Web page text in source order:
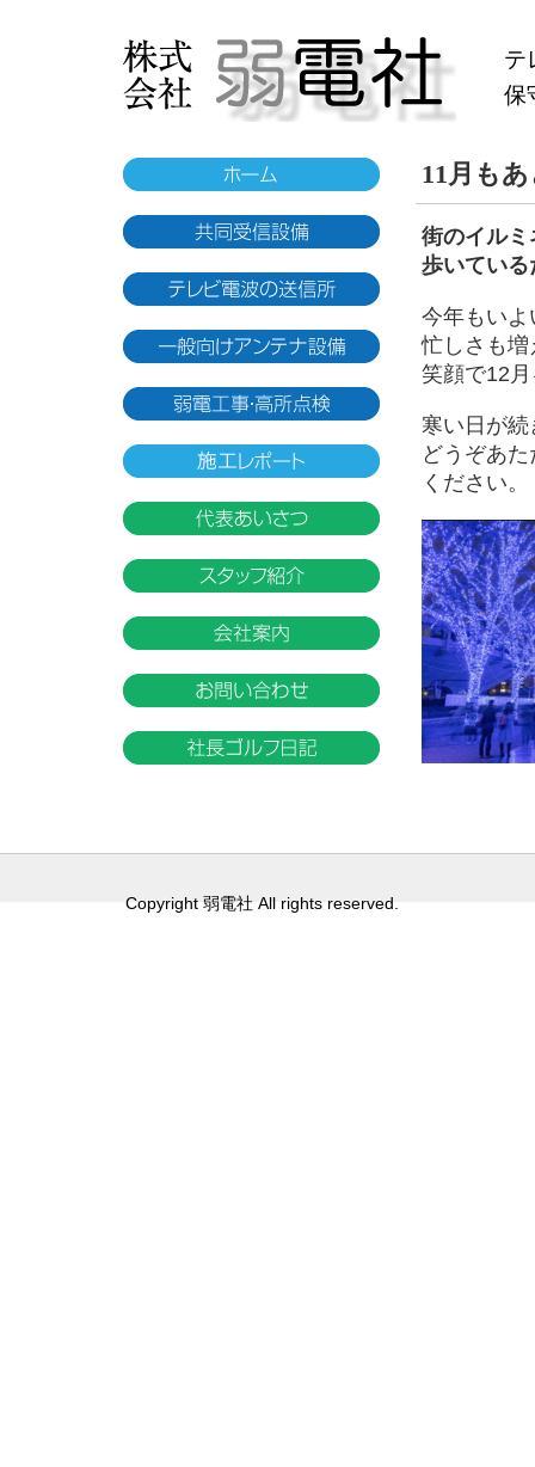
テ
保
11月も
街のイル
歩いてい
今年もい
忙しさも増
笑顔で12
寒い日が
どうぞあ
ください。
Copyright 弱電社 All rights reserved.